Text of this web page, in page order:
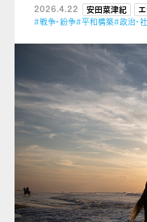
2026.4.22 安田菜津紀
#戦争・紛争#平和構築#政治・